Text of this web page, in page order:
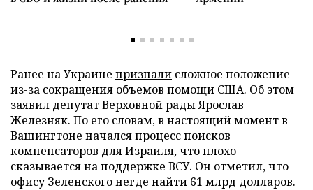
Ранее на Украине признали сложное положение
из-за сокращения объемов помощи США. Об этом
заявил депутат Верховной рады Ярослав
Железняк. По его словам, в настоящий момент в
Вашингтоне начался процесс поисков
компенсаторов для Израиля, что плохо
сказывается на поддержке ВСУ. Он отметил, что
офису Зеленского негде найти 61 млрд долларов.